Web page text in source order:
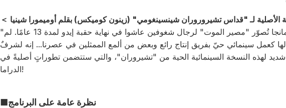
"تشيروران: قداس شينسينغومي" مانجا تُصوّر "مصير الموت" لرجال شغوفين عاشوا في نهاية حقبة إيدو لمدة 13 عامًا. لم
كعمل سينمائي حيّ بفريق إنتاج رائع وبعض من ألمع الممثلين في عصرنا... إنه لشرفٌ
لهذه النسخة السينمائية الحية من "تشيروران"، والتي ستتضمن تطوراتٍ أصليةً في
الدراما!
■نظرة عامة على البرنامج